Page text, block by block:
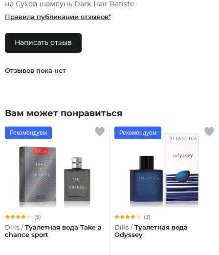
на Сухой шампунь Dark Hair Batiste
Правила публикации отзывов*
Написать отзыв
Отзывов пока нет
Вам может понравиться
Рекомендуем
(5)
Dilis / Туалетная вода Take a
chance sport
Рекомендуем
(3)
Dilis / Туалетная вода
Odyssey